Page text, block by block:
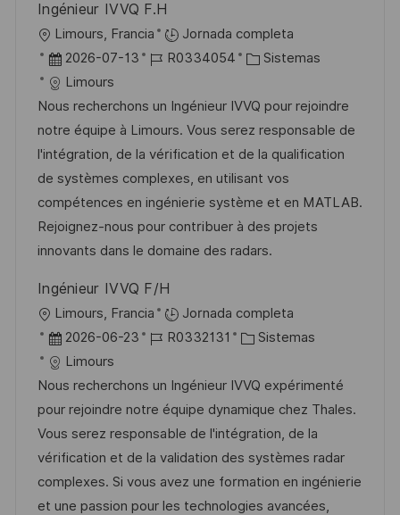
l
i
c
a
c
i
ó
n
Ingénieur IVVQ F.H
U
b
c
a
c
i
ó
n
Limours, Francia
Jornada completa
F
e
c
h
a
d
e
p
u
l
i
c
a
c
i
ó
n
2026-07-13
I
d
e
e
m
p
l
e
R0334054
C
t
e
g
o
r
a
Sistemas
Limours
Nous recherchons un Ingénieur IVVQ pour rejoindre
notre équipe à Limours. Vous serez responsable de
l'intégration, de la vérification et de la qualification
de systèmes complexes, en utilisant vos
compétences en ingénierie système et en MATLAB.
Rejoignez-nous pour contribuer à des projets
innovants dans le domaine des radars.
Ingénieur IVVQ F/H
U
b
c
a
c
i
ó
n
Limours, Francia
Jornada completa
F
e
c
h
a
d
e
p
2026-06-23
I
d
e
e
m
p
l
R0332131
C
t
e
g
o
r
í
Sistemas
Limours
Nous recherchons un Ingénieur IVVQ expérimenté
pour rejoindre notre équipe dynamique chez Thales.
Vous serez responsable de l'intégration, de la
vérification et de la validation des systèmes radar
complexes. Si vous avez une formation en ingénierie
et une passion pour les technologies avancées,